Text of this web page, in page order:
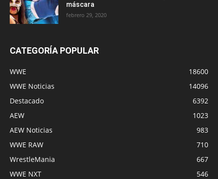
máscara
febrero 29, 2020
CATEGORÍA POPULAR
WWE
18600
WWE Noticias
14096
Destacado
6392
AEW
1023
AEW Noticias
983
WWE RAW
710
WrestleMania
667
WWE NXT
546